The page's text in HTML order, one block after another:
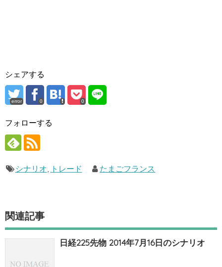
シェアする
error 0 0
フォローする
シナリオ, トレード たまごフランス
関連記事
日経225先物 2014年7月16日のシナリオ